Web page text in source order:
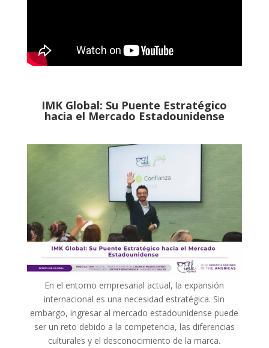
IMK Global: Su Puente Estratégico
hacia el Mercado Estadounidense
En el entorno empresarial actual, la expansión
internacional es una necesidad estratégica. Sin
embargo, ingresar al mercado estadounidense puede
ser un reto debido a la competencia, las diferencias
culturales y el desconocimiento de la marca.